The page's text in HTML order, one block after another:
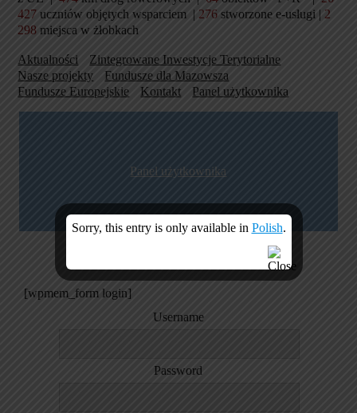
size.
427 uczniów objętych wsparciem | 276 stworzone e-usługi | 2
298 miejsca w żłobkach
Aktualności
Zintegrowane Inwestycje Terytorialne
Nasze projekty
Fundusze dla Mazowsza
Fundusze Europejskie
Kontakt Panel użytkownika
Panel użytkownika
[wpmem_form login]
Username
Password
Sorry, this entry is only available in Polish.